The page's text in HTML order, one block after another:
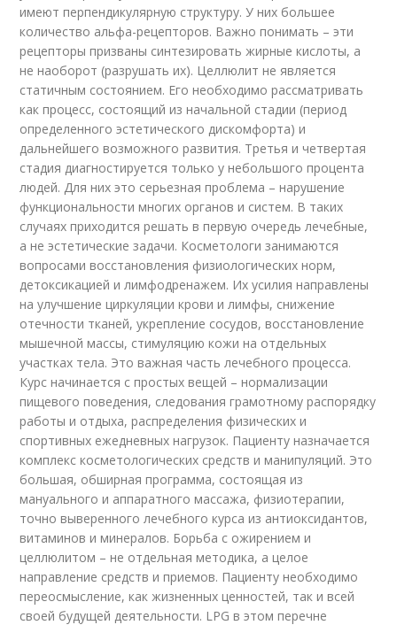
имеют перпендикулярную структуру. У них большее
количество альфа-рецепторов. Важно понимать – эти
рецепторы призваны синтезировать жирные кислоты, а
не наоборот (разрушать их). Целлюлит не является
статичным состоянием. Его необходимо рассматривать
как процесс, состоящий из начальной стадии (период
определенного эстетического дискомфорта) и
дальнейшего возможного развития. Третья и четвертая
стадия диагностируется только у небольшого процента
людей. Для них это серьезная проблема – нарушение
функциональности многих органов и систем. В таких
случаях приходится решать в первую очередь лечебные,
а не эстетические задачи. Косметологи занимаются
вопросами восстановления физиологических норм,
детоксикацией и лимфодренажем. Их усилия направлены
на улучшение циркуляции крови и лимфы, снижение
отечности тканей, укрепление сосудов, восстановление
мышечной массы, стимуляцию кожи на отдельных
участках тела. Это важная часть лечебного процесса.
Курс начинается с простых вещей – нормализации
пищевого поведения, следования грамотному распорядку
работы и отдыха, распределения физических и
спортивных ежедневных нагрузок. Пациенту назначается
комплекс косметологических средств и манипуляций. Это
большая, обширная программа, состоящая из
мануального и аппаратного массажа, физиотерапии,
точно выверенного лечебного курса из антиоксидантов,
витаминов и минералов. Борьба с ожирением и
целлюлитом – не отдельная методика, а целое
направление средств и приемов. Пациенту необходимо
переосмысление, как жизненных ценностей, так и всей
своей будущей деятельности. LPG в этом перечне